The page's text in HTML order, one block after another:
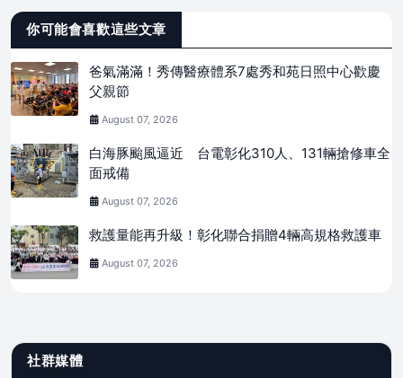
你可能會喜歡這些文章
爸氣滿滿！秀傳醫療體系7處秀和苑日照中心歡慶
父親節
August 07, 2026
白海豚颱風逼近 台電彰化310人、131輛搶修車全
面戒備
August 07, 2026
救護量能再升級！彰化聯合捐贈4輛高規格救護車
August 07, 2026
社群媒體